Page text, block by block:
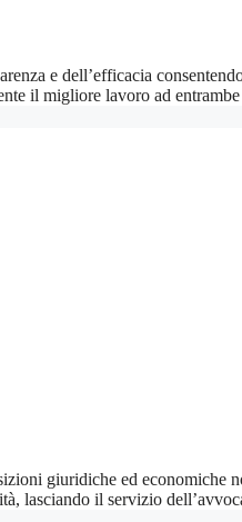
e dell’efficacia
il migliore lavoro ad
giuridiche ed
lasciando il servizio